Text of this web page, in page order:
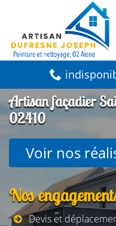
Artisan façadier
02410
Voir nos
Nos
Devis et